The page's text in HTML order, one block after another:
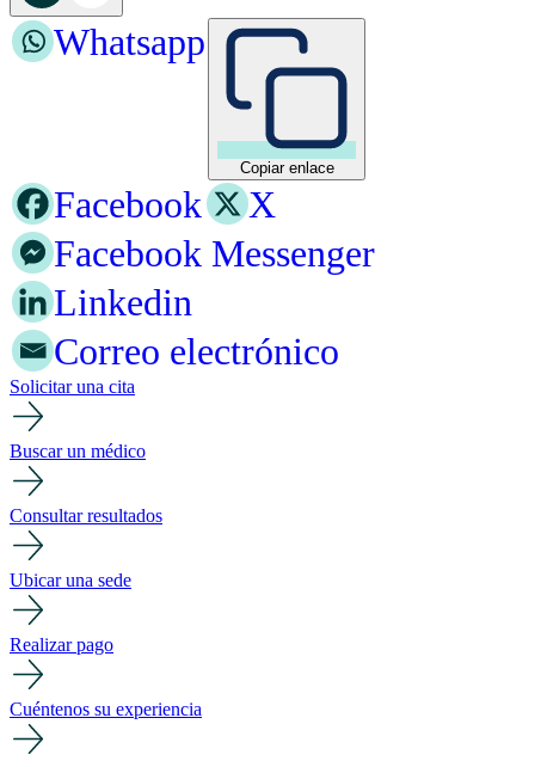
Copiar enlace
Whatsapp
Facebook
X
Facebook Messenger
Linkedin
Correo electrónico
Solicitar una cita
Buscar un médico
Consultar resultados
Ubicar una sede
Realizar pago
Cuéntenos su experiencia